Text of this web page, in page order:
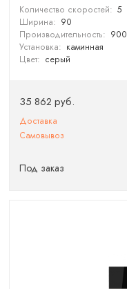
Количество скоростей: 5
Ширина: 90
Производительность: 900
Установка: каминная
Цвет: серый
35 862 руб.
Доставка
Самовывоз
Под заказ